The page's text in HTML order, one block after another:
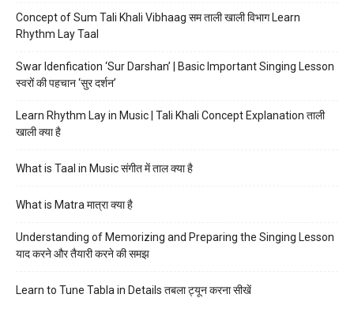
Concept of Sum Tali Khali Vibhaag सम ताली खाली विभाग Learn
Rhythm Lay Taal
Swar Idenfication ‘Sur Darshan’ | Basic Important Singing Lesson
स्वरों की पहचान ‘सुर दर्शन’
Learn Rhythm Lay in Music | Tali Khali Concept Explanation ताली
खाली क्या है
What is Taal in Music संगीत में ताल क्या है
What is Matra मात्रा क्या है
Understanding of Memorizing and Preparing the Singing Lesson
याद करने और तैयारी करने की समझ
Learn to Tune Tabla in Details तबला ट्यून करना सीखें